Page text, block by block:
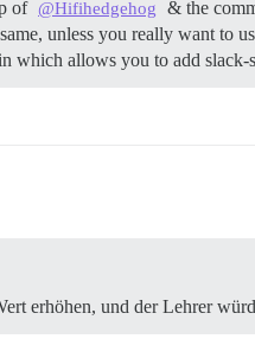
of @Hifihedgehog & the
unless you really want to
which allows you to add slack-
erhöhen, und der Lehrer